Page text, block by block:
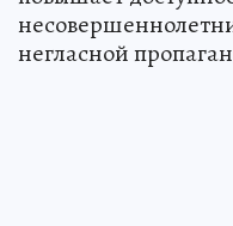
негласной